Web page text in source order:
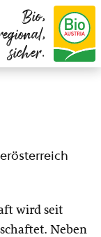
Bio,
sicher.
wird seit
Neben